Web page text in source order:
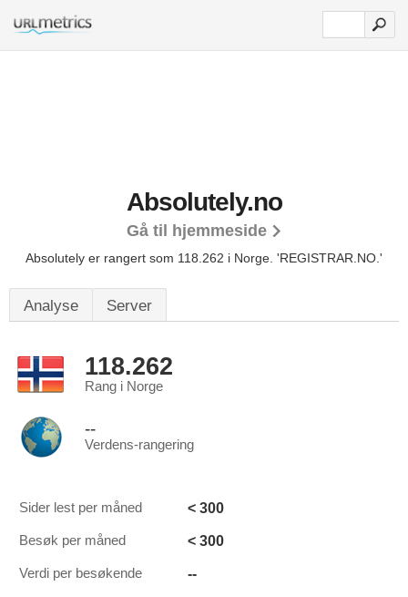
Absolutely.no
Gå til hjemmeside
Absolutely er rangert som 118.262 i Norge. 'REGISTRAR.NO.'
Analyse Server
118.262
Rang i Norge
--
Verdens-rangering
Sider lest per måned < 300
Besøk per måned < 300
Verdi per besøkende --